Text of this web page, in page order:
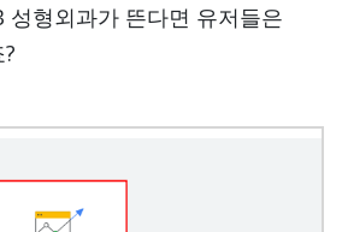
성형외과가 뜬다면 유저들은